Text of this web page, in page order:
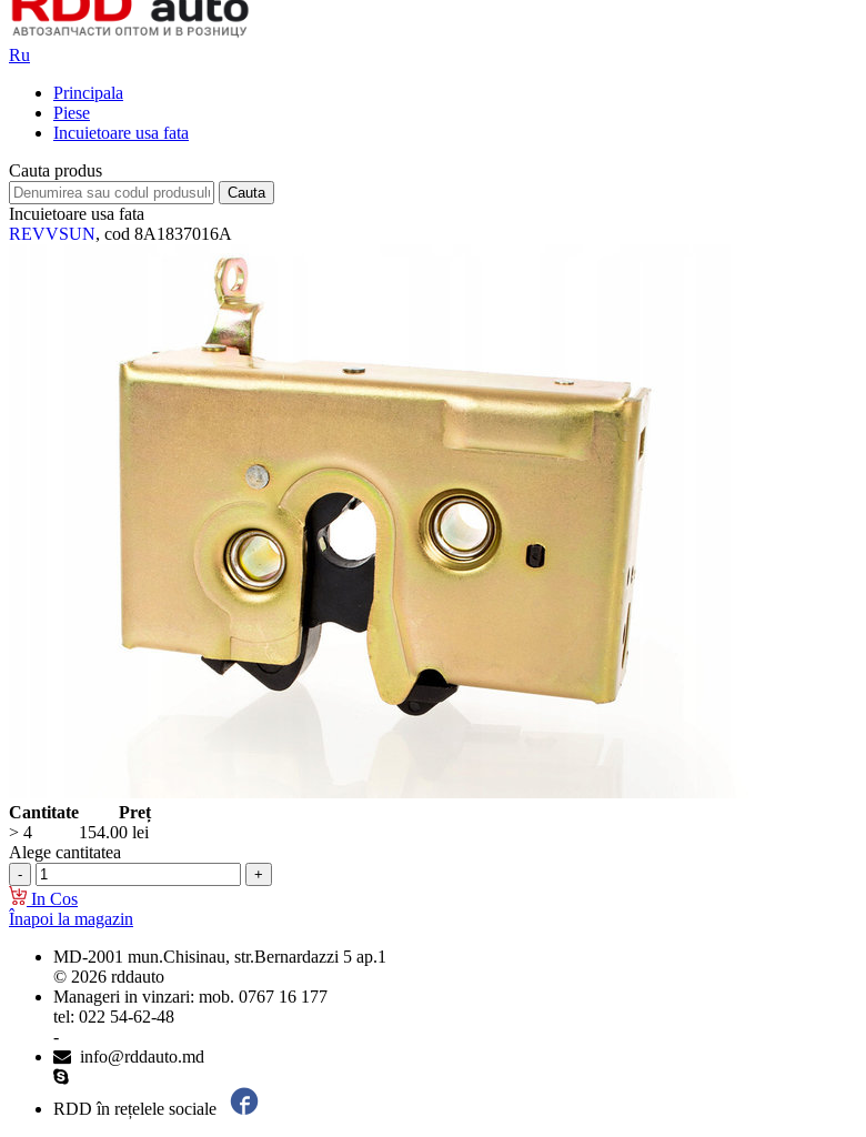
Ru
Principala
Piese
Incuietoare usa fata
Cauta produs
Incuietoare usa fata
REVVSUN, cod 8A1837016A
Cantitate
Preț
> 4
154.00 lei
Alege cantitatea
In Cos
Înapoi la magazin
MD-2001 mun.Chisinau, str.Bernardazzi 5 ap.1
© 2026 rddauto
Manageri in vinzari: mob. 0767 16 177
tel: 022 54-62-48
-
info@rddauto.md
RDD în rețelele sociale